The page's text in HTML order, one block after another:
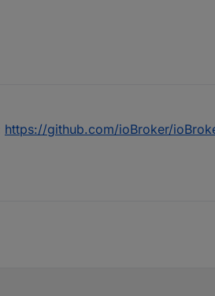
https://github.com/ioBroker/